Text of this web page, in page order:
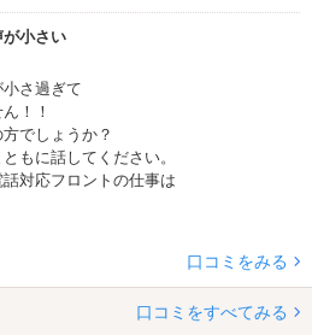
小さい
さ過ぎて
！！
でしょうか？
もに話してください。
対応フロントの仕事は
口コミをみる
口コミをすべてみる